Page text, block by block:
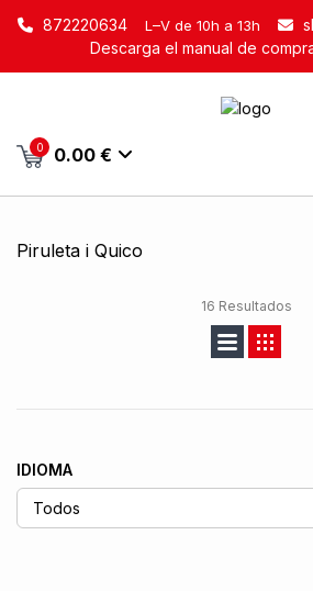
872220634 L–V de 10h a 13h
Descarga el manual de
0 0.00 €
Piruleta i Quico
16 Resultados
IDIOMA